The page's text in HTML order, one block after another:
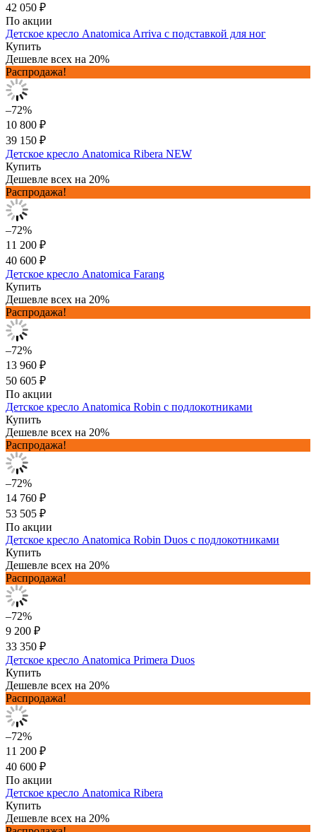
42 050 ₽
По акции
Детское кресло Anatomica Arriva с подставкой для ног
Купить
Дешевле всех на 20%
Распродажа!
–72%
10 800 ₽
39 150 ₽
Детское кресло Anatomica Ribera NEW
Купить
Дешевле всех на 20%
Распродажа!
–72%
11 200 ₽
40 600 ₽
Детское кресло Anatomica Farang
Купить
Дешевле всех на 20%
Распродажа!
–72%
13 960 ₽
50 605 ₽
По акции
Детское кресло Anatomica Robin с подлокотниками
Купить
Дешевле всех на 20%
Распродажа!
–72%
14 760 ₽
53 505 ₽
По акции
Детское кресло Anatomica Robin Duos с подлокотниками
Купить
Дешевле всех на 20%
Распродажа!
–72%
9 200 ₽
33 350 ₽
Детское кресло Anatomica Primera Duos
Купить
Дешевле всех на 20%
Распродажа!
–72%
11 200 ₽
40 600 ₽
По акции
Детское кресло Anatomica Ribera
Купить
Дешевле всех на 20%